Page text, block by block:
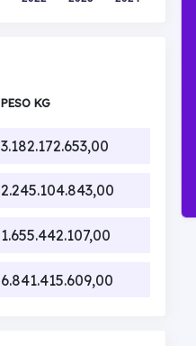
PESO KG
3.182.172.653,00
2.245.104.843,00
1.655.442.107,00
6.841.415.609,00